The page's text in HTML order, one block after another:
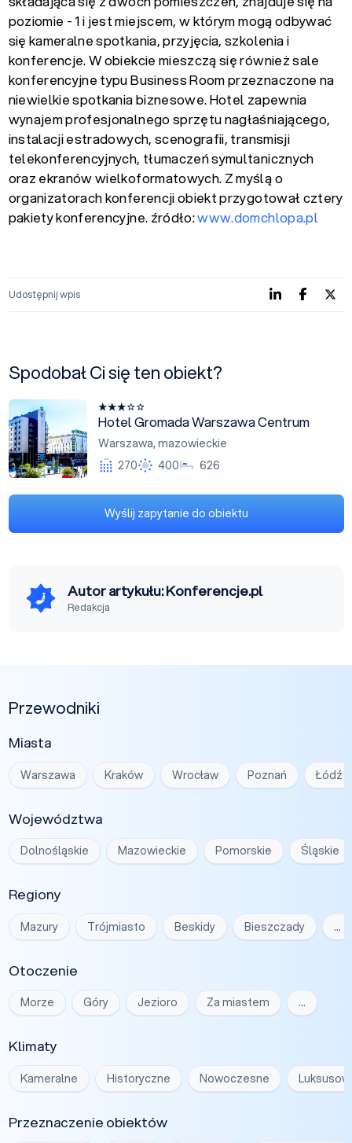
poziomie - 1 i jest miejscem, w którym mogą odbywać
się kameralne spotkania, przyjęcia, szkolenia i
konferencje. W obiekcie mieszczą się również sale
konferencyjne typu Business Room przeznaczone na
niewielkie spotkania biznesowe. Hotel zapewnia
wynajem profesjonalnego sprzętu nagłaśniającego,
instalacji estradowych, scenografii, transmisji
telekonferencyjnych, tłumaczeń symultanicznych
oraz ekranów wielkoformatowych. Z myślą o
organizatorach konferencji obiekt przygotował cztery
pakiety konferencyjne. źródło:www.domchlopa.pl
Udostępnij wpis
Spodobał Ci się ten obiekt?
Hotel Gromada Warszawa Centrum
Hotel Gromada Warszawa Centrum
Warszawa,mazowieckie
270
400 626
Wyślij zapytanie do obiektu
Autor artykułu: Konferencje.pl
Redakcja
Przewodniki
Miasta
Warszawa Kraków Wrocław Poznań Łódź
Województwa
Dolnośląskie Mazowieckie Pomorskie Śląskie
Regiony
Mazury Trójmiasto Beskidy Bieszczady …
Otoczenie
Morze Góry Jezioro Za miastem …
Klimaty
Kameralne Historyczne Nowoczesne
Przeznaczenie obiektów